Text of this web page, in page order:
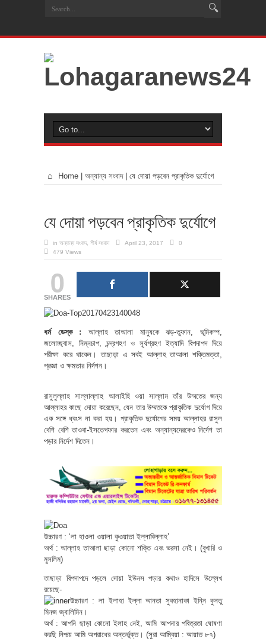
Home অন্যান্য সংবাদ যে দোয়া পড়বেন প্রাকৃতিক দুর্যোগে
যে দোয়া পড়বেন প্রাকৃতিক দুর্যোগে
in অন্যান্য সংবাদ শীর্ষ সংবাদ April 23, 2017
0
479 Views
0
SHARES
ধর্ম ডেস্ক : আল্লাহ তাআলা মানুষকে ঝড়-তুফান, ভূমিকম্প,
জলোচ্ছ্বাস, নিম্নচাপ, চন্দ্রগহণ ও সূর্যগ্রহণ ইত্যাদি বিপদাপদ দিয়ে
পরীক্ষা করে থাকেন। তাছাড়া এ সবই আল্লাহ তাআলা শক্তিমত্তা,
প্রজ্ঞা ও ক্ষমতার নির্দশন।
রাসুলুল্লাহ সাল্লাল্লাহু আলাইহি ওয়া সাল্লাম তাঁর উম্মতের জন্য
আল্লাহর কাছে দোয়া করেছেন, যেন তার উম্মতকে প্রাকৃতিক দুর্যোগ দিয়ে
এক সঙ্গে ধ্বংস না করা হয়। প্রাকৃতিক ‍দুর্যোগের সময় আল্লাহর রাসুল
বেশি বেশি তাওবা-ইসতেগফার করতেন এবং অন্যান্যদেরকেও নির্দেশ তা
পড়ার নির্দেশ দিতেন।
উচ্চারণ : ‘লা হাওলা ওয়ালা কুওয়াতা ইল্লাবিল্লাহ’
অর্থ : আল্লাহ তাআলা ছাড়া কোনো শক্তি এবং ভরসা নেই। (বুখারি ও
মুসলিম)
তাছাড়া বিপদাপদে পড়লে দোয়া ইউনস পড়ার কথাও হাদিসে উল্লেখ
রয়েছে-
উচ্চারণ : লা ইলাহা ইল্লা আনতা সুবহানাকা ইন্নি কুনতু
মিনজ জ্বালিমিন।
অর্থ : আপনি ছাড়া কোনো ইলাহ নেই, আমি আপনার পবিত্রতা ঘোষণা
করছি নিশ্চয় আমি অপরাধের অন্তর্ভূক্ত। (সুরা আম্বিয়া : আয়াত ৮৭)